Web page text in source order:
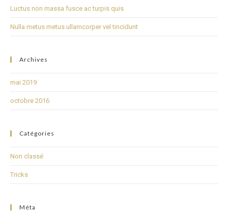
Luctus non massa fusce ac turpis quis
Nulla metus metus ullamcorper vel tincidunt
Archives
mai 2019
octobre 2016
Catégories
Non classé
Tricks
Méta